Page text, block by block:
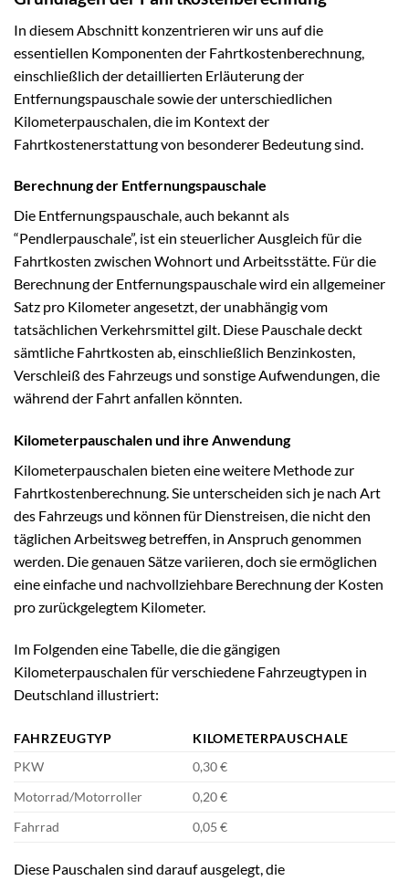
In diesem Abschnitt konzentrieren wir uns auf die
essentiellen Komponenten der Fahrtkostenberechnung,
einschließlich der detaillierten Erläuterung der
Entfernungspauschale sowie der unterschiedlichen
Kilometerpauschalen, die im Kontext der
Fahrtkostenerstattung von besonderer Bedeutung sind.
Berechnung der Entfernungspauschale
Die Entfernungspauschale, auch bekannt als
“Pendlerpauschale”, ist ein steuerlicher Ausgleich für die
Fahrtkosten zwischen Wohnort und Arbeitsstätte. Für die
Berechnung der Entfernungspauschale wird ein allgemeiner
Satz pro Kilometer angesetzt, der unabhängig vom
tatsächlichen Verkehrsmittel gilt. Diese Pauschale deckt
sämtliche Fahrtkosten ab, einschließlich Benzinkosten,
Verschleiß des Fahrzeugs und sonstige Aufwendungen, die
während der Fahrt anfallen könnten.
Kilometerpauschalen und ihre Anwendung
Kilometerpauschalen bieten eine weitere Methode zur
Fahrtkostenberechnung. Sie unterscheiden sich je nach Art
des Fahrzeugs und können für Dienstreisen, die nicht den
täglichen Arbeitsweg betreffen, in Anspruch genommen
werden. Die genauen Sätze variieren, doch sie ermöglichen
eine einfache und nachvollziehbare Berechnung der Kosten
pro zurückgelegtem Kilometer.
Im Folgenden eine Tabelle, die die gängigen
Kilometerpauschalen für verschiedene Fahrzeugtypen in
Deutschland illustriert:
FAHRZEUGTYP
KILOMETERPAUSCHALE
PKW
0,30 €
Motorrad/Motorroller
0,20 €
Fahrrad
0,05 €
Diese Pauschalen sind darauf ausgelegt, die